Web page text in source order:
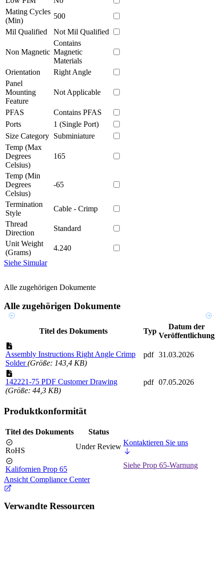
Mating Cycles
(Min)
500
Mil Qualified
Not Mil Qualified
Non Magnetic
Contains
Magnetic
Materials
Orientation
Right Angle
Panel
Mounting
Feature
Not Applicable
PFAS
Contains PFAS
Ports
1 (Single Port)
Size Category Subminiature
Temp (Max
Degrees
Celsius)
165
Temp (Min
Degrees
Celsius)
-65
Termination
Style
Cable - Crimp
Thread
Direction
Standard
Unit Weight
(Grams)
4.240
Siehe Simular
Alle zugehörigen Dokumente
Alle zugehörigen Dokumente
Titel des Dokuments Typ
Datum der
Veröffentlichung
Assembly Instructions Right Angle Crimp
Solder(Größe: 143,4 KB)
pdf 31.03.2026
142221-75 PDF Customer Drawing
(Größe: 44,3 KB)
pdf 07.05.2026
Produktkonformität
Titel des Dokuments Status
RoHS Under Review Kontaktieren Sie uns
Kalifornien Prop 65
Siehe Prop 65-Warnung
Ansicht Compliance Center
Verwandte Ressourcen